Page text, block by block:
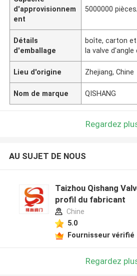
d'approvisionnem
ent
5000000
Détails
d'emballage
boîte, carton
la valve d'angle
Lieu d'origine Zhejiang, Chine
Nom de marque QISHANG
Regardez
AU SUJET DE NOUS
Taizhou Qishang
profil du fabricant
Chine
5.0
Fournisseur vérifié
Regardez